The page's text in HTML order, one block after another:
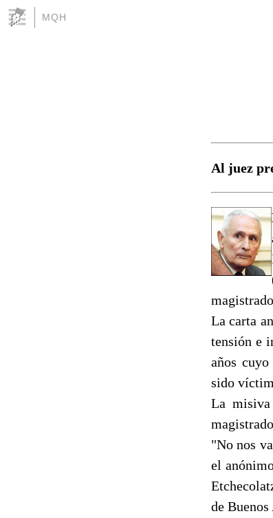
MQH
Al juez
La carta
tensión e
años
sido
La
"No nos
el
de